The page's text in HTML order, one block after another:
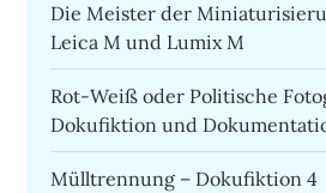
Die Meister der
Leica M und Lumix M
Rot-Weiß oder Politische
Dokufiktion und
Mülltrennung – Dokufiktion 4